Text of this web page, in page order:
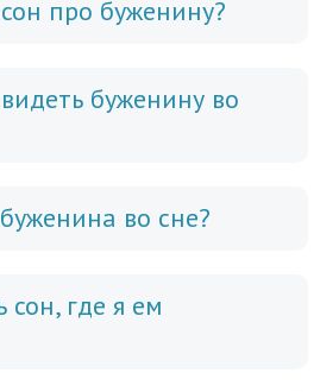
про буженину?
буженину во
во сне?
сон, где я ем